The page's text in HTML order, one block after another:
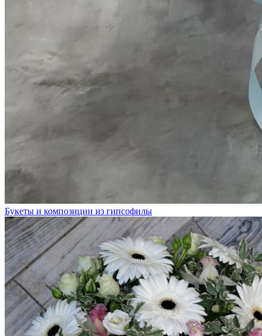
Букеты и композиции из гипсофилы